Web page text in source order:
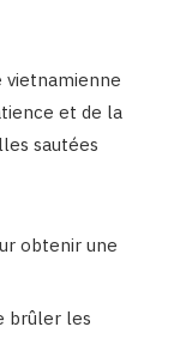
vietnamienne
et de la
sautées
obtenir une
brûler les